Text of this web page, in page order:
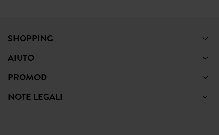
SHOPPING
AIUTO
PROMOD
NOTE LEGALI